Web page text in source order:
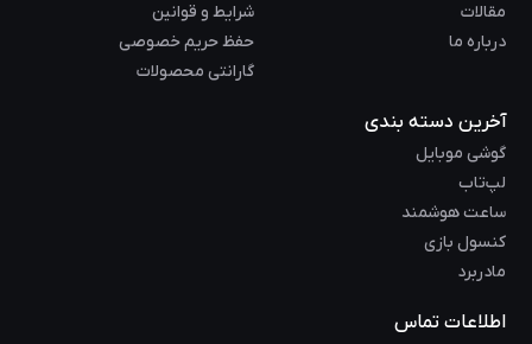
مقالات
درباره ما
شرایط و قوانین
حفظ حریم خصوصی
گارانتی محصولات
آخرین دسته بندی
گوشی موبایل
لپ‌تاب
ساعت هوشمند
کنسول بازی
مادربرد
اطلاعات تماس